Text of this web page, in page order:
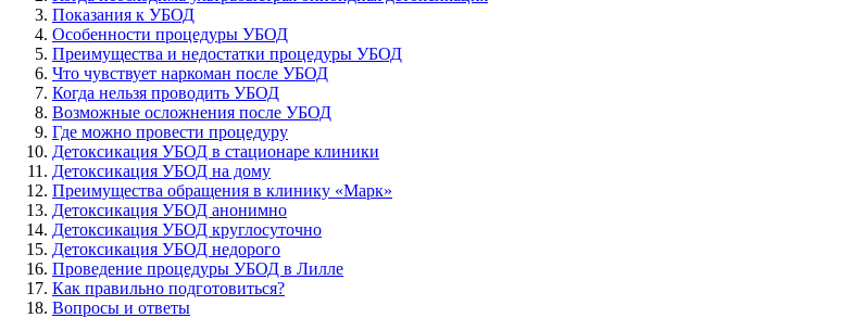
Показания к УБОД
Особенности процедуры УБОД
Преимущества и недостатки процедуры УБОД
Что чувствует наркоман после УБОД
Когда нельзя проводить УБОД
Возможные осложнения после УБОД
Где можно провести процедуру
Детоксикация УБОД в стационаре клиники
Детоксикация УБОД на дому
Преимущества обращения в клинику «Марк»
Детоксикация УБОД анонимно
Детоксикация УБОД круглосуточно
Детоксикация УБОД недорого
Проведение процедуры УБОД в Лилле
Как правильно подготовиться?
Вопросы и ответы